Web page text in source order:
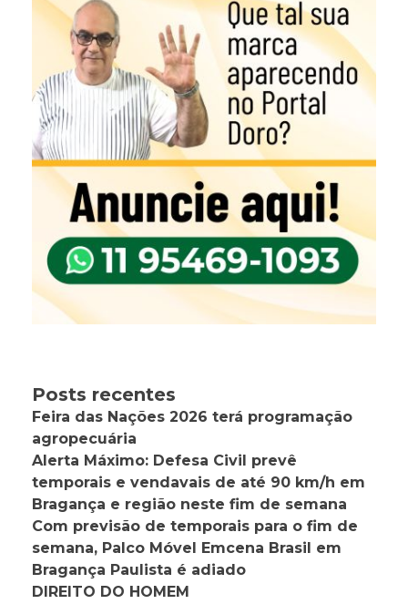
Posts recentes
Feira das Nações 2026 terá programação
agropecuária
Alerta Máximo: Defesa Civil prevê
temporais e vendavais de até 90 km/h em
Bragança e região neste fim de semana
Com previsão de temporais para o fim de
semana, Palco Móvel Emcena Brasil em
Bragança Paulista é adiado
DIREITO DO HOMEM